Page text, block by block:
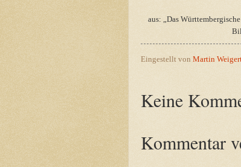
aus: „Das
Eingestellt von Martin
Keine
Kommentar